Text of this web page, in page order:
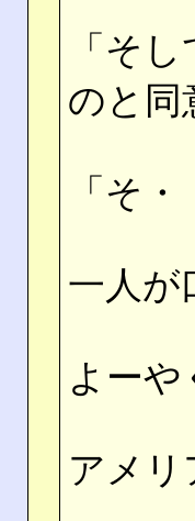
「そ
のと同
「そ
一人が
よー
アメ